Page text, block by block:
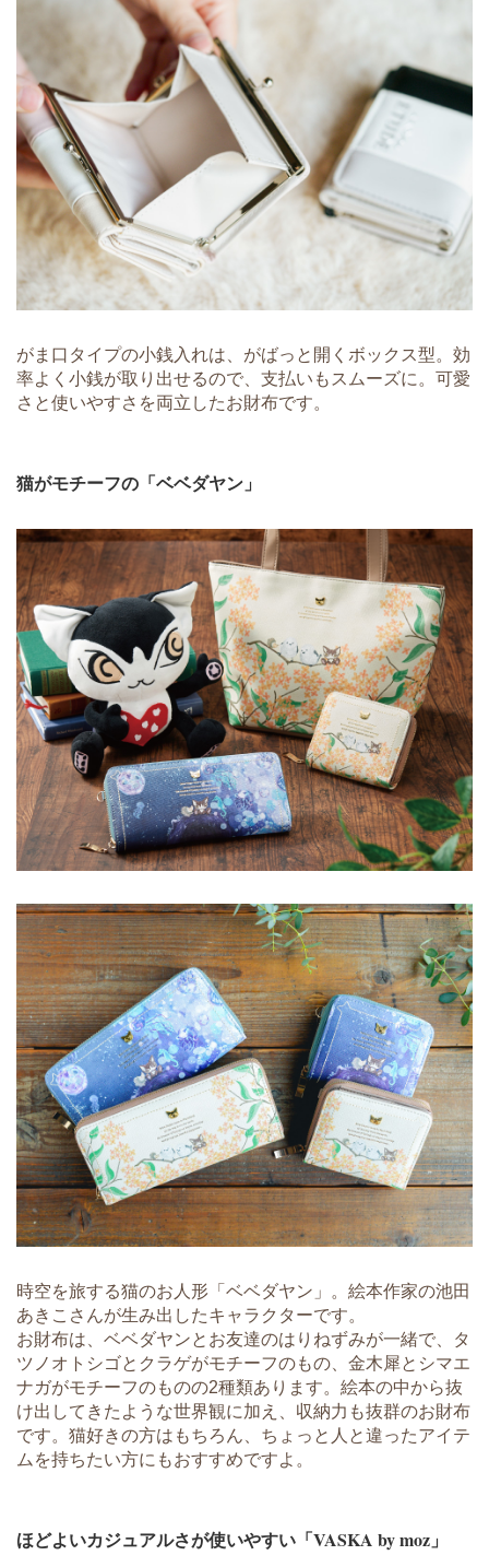
がま口タイプの小銭入れは、がばっと開くボックス型。効
率よく小銭が取り出せるので、支払いもスムーズに。可愛
さと使いやすさを両立したお財布です。
猫がモチーフの「ベベダヤン」
時空を旅する猫のお人形「ベベダヤン」。絵本作家の池田
あきこさんが生み出したキャラクターです。
お財布は、ベベダヤンとお友達のはりねずみが一緒で、タ
ツノオトシゴとクラゲがモチーフのもの、金木犀とシマエ
ナガがモチーフのものの2種類あります。絵本の中から抜
け出してきたような世界観に加え、収納力も抜群のお財布
です。猫好きの方はもちろん、ちょっと人と違ったアイテ
ムを持ちたい方にもおすすめですよ。
ほどよいカジュアルさが使いやすい「VASKA by moz」